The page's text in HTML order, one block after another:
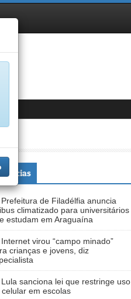
Prefeitura de Filadélfia anuncia
climatizado para universitários
estudam em Araguaína
Internet virou “campo minado”
crianças e jovens, diz
Lula sanciona lei que restringe uso
celular em escolas